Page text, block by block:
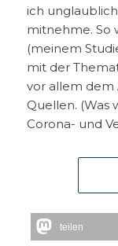
ich
mitnehme. So
(meinem
mit der
vor allem dem
Quellen. (Was
Corona- und
teilen